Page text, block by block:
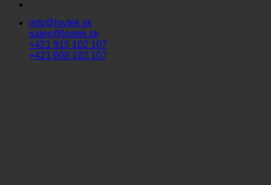
info@lovtek.sk
sales@lovtek.sk
+421 915 102 107
+421 908 102 107